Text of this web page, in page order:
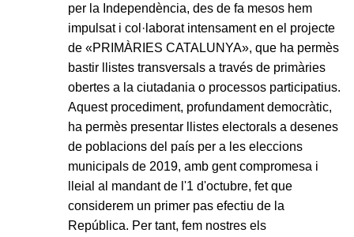
per la Independència, des de fa mesos hem
impulsat i col·laborat intensament en el projecte
de «PRIMÀRIES CATALUNYA», que ha permès
bastir llistes transversals a través de primàries
obertes a la ciutadania o processos participatius.
Aquest procediment, profundament democràtic,
ha permès presentar llistes electorals a desenes
de poblacions del país per a les eleccions
municipals de 2019, amb gent compromesa i
lleial al mandant de l'1 d'octubre, fet que
considerem un primer pas efectiu de la
República. Per tant, fem nostres els